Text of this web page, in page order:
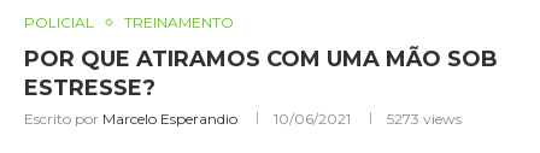
POLICIAL TREINAMENTO
POR QUE ATIRAMOS COM UMA MÃO SOB
ESTRESSE?
Escrito por Marcelo Esperandio 10/06/2021 5273 views